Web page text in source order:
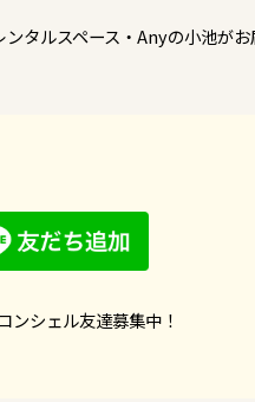
ンタルスペース・Anyの小池が
ンシェル友達募集中！